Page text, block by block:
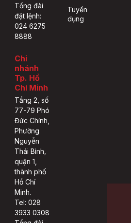
Tổng đài
đặt lệnh:
024 6275
8888
Chi
nhánh
Tp. Hồ
Chí Minh
Tầng 2, số
77-79 Phó
Đức Chính,
Phường
Nguyễn
Thái Bình,
quận 1,
thành phố
Hồ Chí
Minh.
Tel: 028
3933 0308
Tuyển
dụng